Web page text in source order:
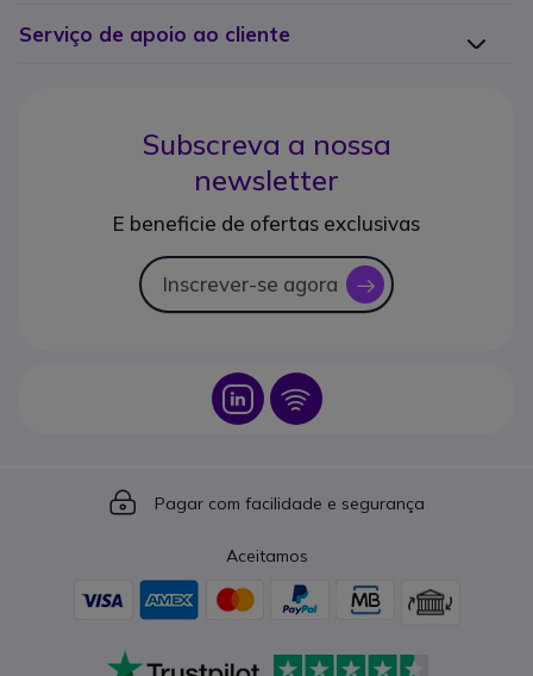
Serviço de apoio ao cliente
Subscreva a nossa
newsletter
E beneficie de ofertas exclusivas
Inscrever-se agora icon
Icon Icon
Icon
Pagar com facilidade e segurança
Aceitamos